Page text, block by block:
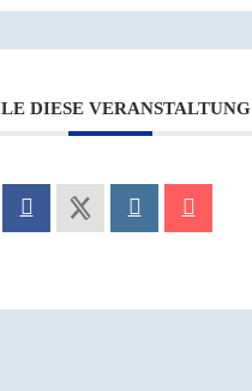
DIESE VERANSTALTUNG